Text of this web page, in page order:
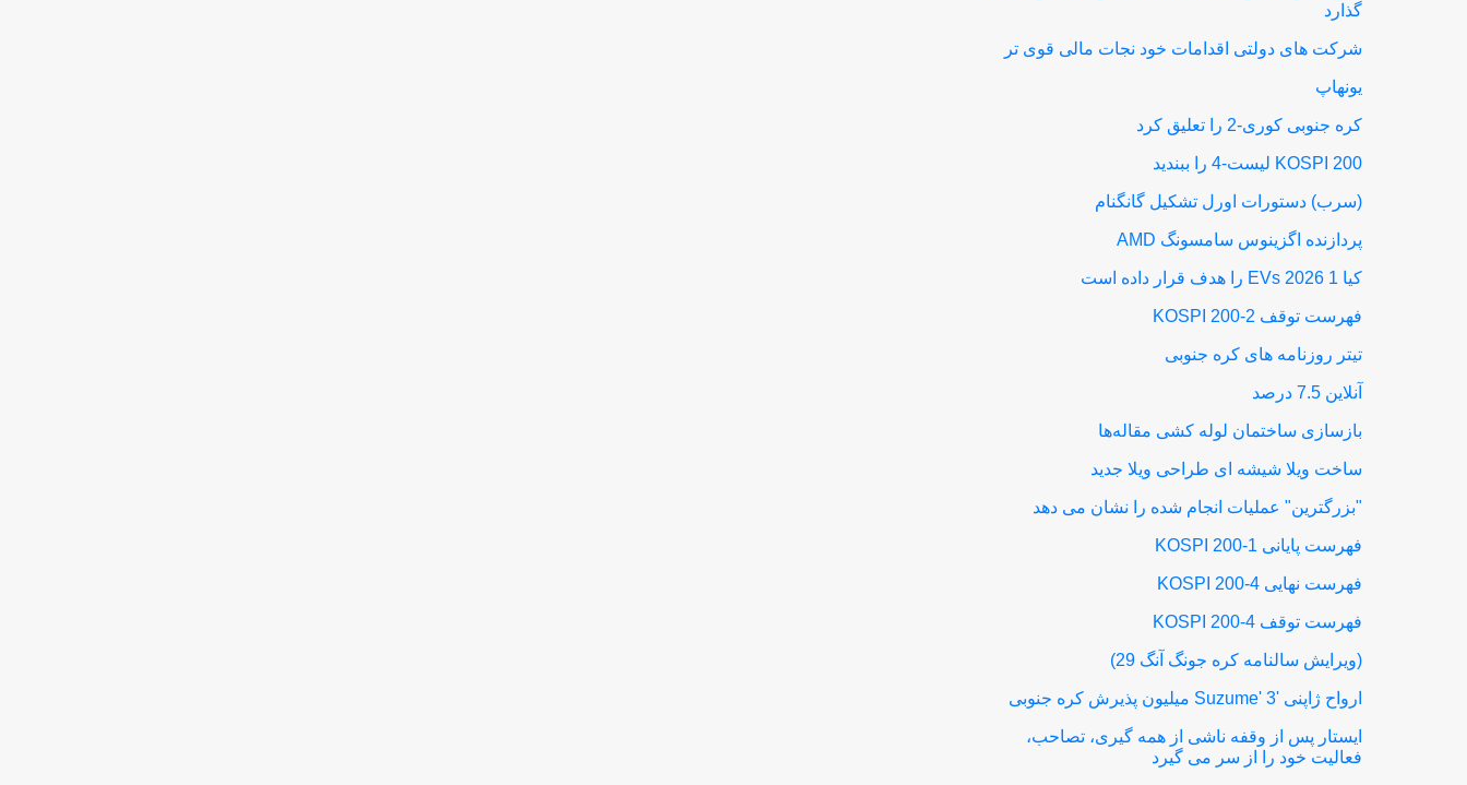
گذارد
شرکت های دولتی اقدامات خود نجات مالی قوی تر
یونهاپ
کره جنوبی کوری-2 را تعلیق کرد
KOSPI 200 لیست-4 را ببندید
(سرب) دستورات اورل تشکیل گانگنام
پردازنده اگزینوس سامسونگ AMD
کیا 1 EVs 2026 را هدف قرار داده است
فهرست توقف KOSPI 200-2
تیتر روزنامه های کره جنوبی
آنلاین 7.5 درصد
بازسازی ساختمان لوله کشی مقاله‌ها
ساخت ویلا شیشه ای طراحی ویلا جدید
"بزرگترین" عملیات انجام شده را نشان می دهد
فهرست پایانی KOSPI 200-1
فهرست نهایی KOSPI 200-4
فهرست توقف KOSPI 200-4
(ویرایش سالنامه کره جونگ آنگ 29)
ارواح ژاپنی 'Suzume' 3 میلیون پذیرش کره جنوبی
ایستار پس از وقفه ناشی از همه گیری، تصاحب،
فعالیت خود را از سر می گیرد